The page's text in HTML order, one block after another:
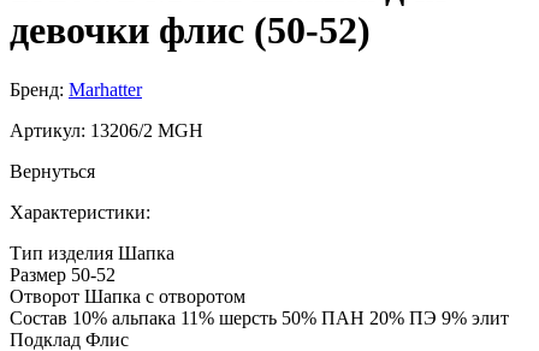
девочки флис (50-52)
Бренд: Marhatter
Артикул: 13206/2 MGH
Вернуться
Характеристики:
Тип изделия Шапка
Размер 50-52
Отворот Шапка с отворотом
Состав 10% альпака 11% шерсть 50% ПАН 20% ПЭ 9% элит
Подклад Флис